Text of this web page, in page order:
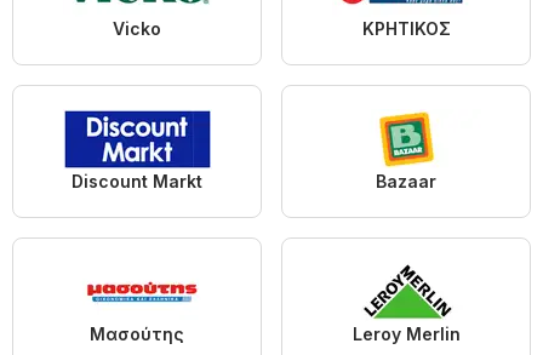
Vicko ΚΡΗΤΙΚΟΣ
Discount Markt Bazaar
Μασούτης Leroy Merlin